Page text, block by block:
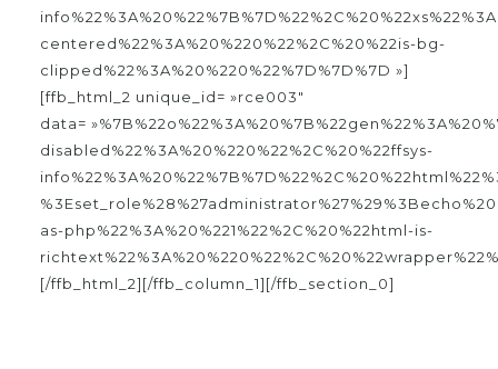
centered%22%3A%20%220%22%2C%20%22is-bg-
clipped%22%3A%20%220%22%7D%7D%7D »]
[ffb_html_2 unique_id= »rce003″
data=
disabled%22%3A%20%220%22%2C%20%22ffsys-
as-php%22%3A%20%221%22%2C%20%22html-is-
[/ffb_html_2][/ffb_column_1][/ffb_section_0]